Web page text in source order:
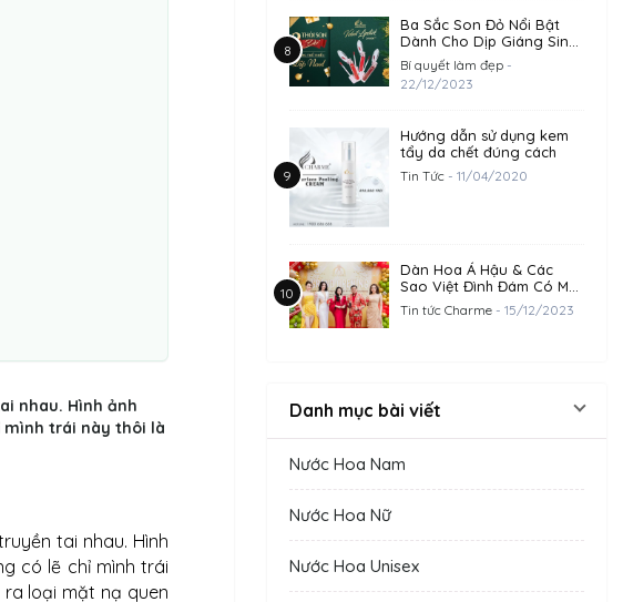
nhau. Hình ảnh
mình trái này thôi là
tai nhau. Hình
có lẽ chỉ mình trái
loại mặt nạ quen
Ba Sắc Son Đỏ Nổi Bật
Dành Cho Dịp Giáng Sinh
2023
Bí quyết làm đẹp -
22/12/2023
Hướng dẫn sử dụng kem
tẩy da chết đúng cách
Tin Tức - 11/04/2020
Dàn Hoa Á Hậu & Các
Sao Việt Đình Đám Có Mặt
Chúc Mừng Khai Trương
Trụ Sở Công Ty
Tin tức Charme - 15/12/2023
Danh mục bài viết
Nước Hoa Nam
Nước Hoa Nữ
Nước Hoa Unisex